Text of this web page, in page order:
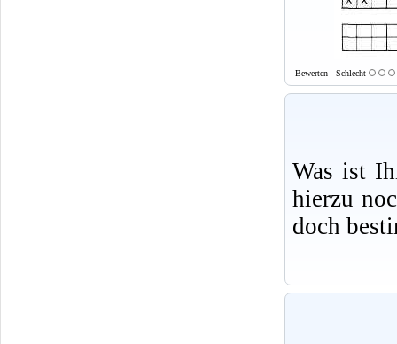
Bewerten - Schlecht
Was ist
hierzu
doch